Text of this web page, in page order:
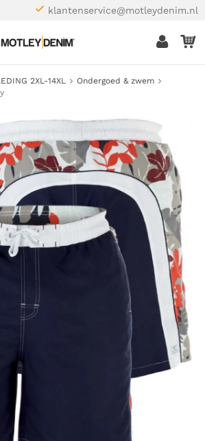
klantenservice@motleydenim.nl
2XL-14XL
Ondergoed & zwem